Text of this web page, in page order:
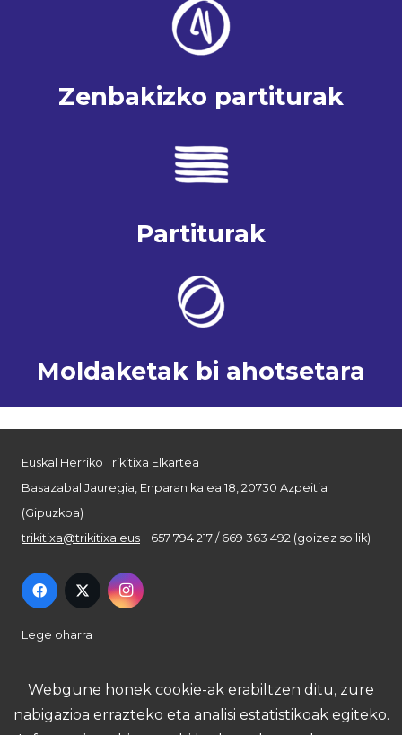
Zenbakizko partiturak
Partiturak
Moldaketak bi ahotsetara
Euskal Herriko Trikitixa Elkartea
Basazabal Jauregia, Enparan kalea 18, 20730 Azpeitia
(Gipuzkoa)
trikitixa@trikitixa.eus | 657 794 217 / 669 363 492 (goizez soilik)
Lege oharra
Pribatutasun politika
Webgune honek cookie-ak erabiltzen ditu, zure
nabigazioa errazteko eta analisi estatistikoak egiteko.